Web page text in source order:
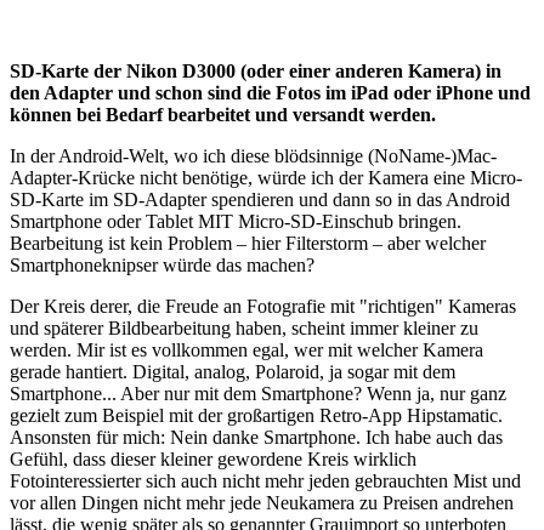
SD-Karte der Nikon D3000 (oder einer anderen Kamera) in
den Adapter und schon sind die Fotos im iPad oder iPhone und
können bei Bedarf bearbeitet und versandt werden.
In der Android-Welt, wo ich diese blödsinnige (NoName-)Mac-
Adapter-Krücke nicht benötige, würde ich der Kamera eine Micro-
SD-Karte im SD-Adapter spendieren und dann so in das Android
Smartphone oder Tablet MIT Micro-SD-Einschub bringen.
Bearbeitung ist kein Problem – hier Filterstorm – aber welcher
Smartphoneknipser würde das machen?
Der Kreis derer, die Freude an Fotografie mit "richtigen" Kameras
und späterer Bildbearbeitung haben, scheint immer kleiner zu
werden. Mir ist es vollkommen egal, wer mit welcher Kamera
gerade hantiert. Digital, analog, Polaroid, ja sogar mit dem
Smartphone... Aber nur mit dem Smartphone? Wenn ja, nur ganz
gezielt zum Beispiel mit der großartigen Retro-App Hipstamatic.
Ansonsten für mich: Nein danke Smartphone. Ich habe auch das
Gefühl, dass dieser kleiner gewordene Kreis wirklich
Fotointeressierter sich auch nicht mehr jeden gebrauchten Mist und
vor allen Dingen nicht mehr jede Neukamera zu Preisen andrehen
lässt, die wenig später als so genannter Grauimport so unterboten